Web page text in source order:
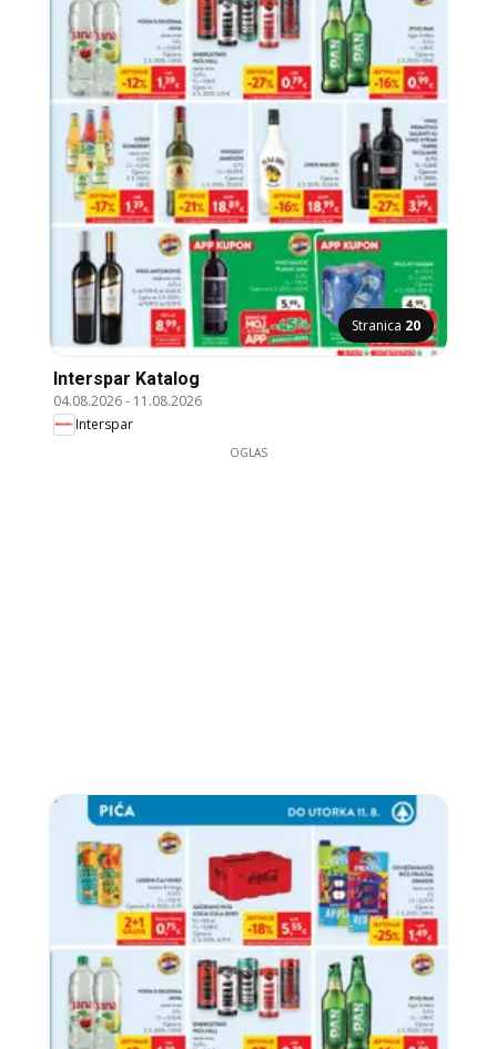
Stranica 20
Interspar Katalog
04.08.2026- 11.08.2026
Interspar
OGLAS